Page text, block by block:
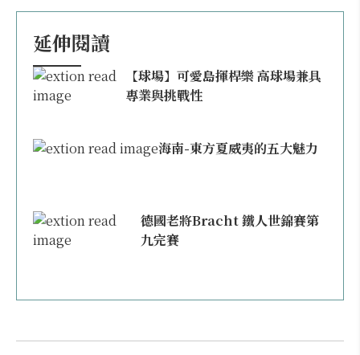
延伸閱讀
【球場】可愛島揮桿樂 高球場兼具
專業與挑戰性
海南-東方夏威夷的五大魅力
德國老將Bracht 鐵人世錦賽第
九完賽